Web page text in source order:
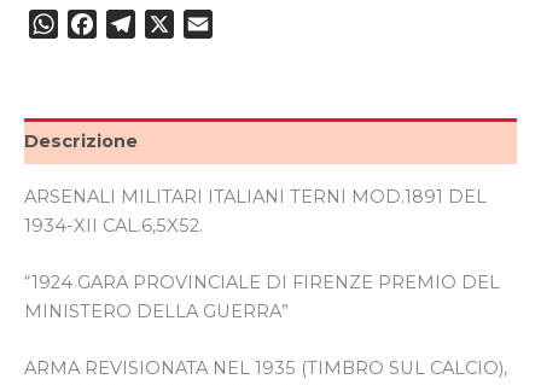
WhatsApp
Facebook
Telegram
Descrizione
ARSENALI MILITARI ITALIANI TERNI MOD.1891 DEL
1934-XII CAL.6,5X52.
“1924 GARA PROVINCIALE DI FIRENZE PREMIO DEL
MINISTERO DELLA GUERRA”
ARMA REVISIONATA NEL 1935 (TIMBRO SUL CALCIO),